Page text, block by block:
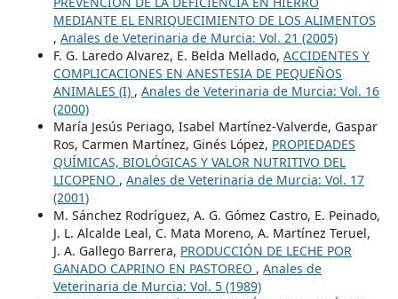
MEDIANTE EL ENRIQUECIMIENTO DE LOS ALIMENTOS
, Anales de Veterinaria de Murcia: Vol. 21 (2005)
F. G. Laredo Alvarez, E. Belda Mellado, ACCIDENTES Y
COMPLICACIONES EN ANESTESIA DE PEQUEÑOS
ANIMALES (I) , Anales de Veterinaria de Murcia: Vol. 16
(2000)
María Jesús Periago, Isabel Martínez-Valverde, Gaspar
Ros, Carmen Martínez, Ginés López, PROPIEDADES
QUÍMICAS, BIOLÓGICAS Y VALOR NUTRITIVO DEL
LICOPENO , Anales de Veterinaria de Murcia: Vol. 17
(2001)
M. Sánchez Rodríguez, A. G. Gómez Castro, E. Peinado,
J. L. Alcalde Leal, C. Mata Moreno, A. Martínez Teruel,
J. A. Gallego Barrera, PRODUCCIÓN DE LECHE POR
GANADO CAPRINO EN PASTOREO , Anales de
Veterinaria de Murcia: Vol. 5 (1989)